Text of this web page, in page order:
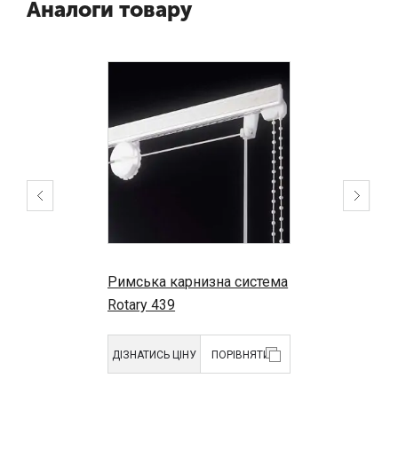
Аналоги товару
Римська карнизна система
Rotary 439
ДІЗНАТИСЬ ЦІНУ ПОРІВНЯТИ